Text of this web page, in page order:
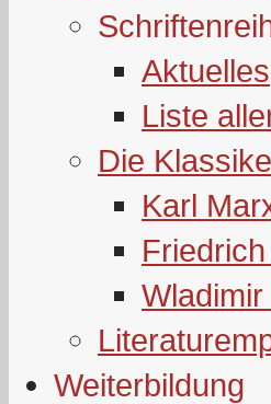
Aktuelles
Liste
Die
Karl
Weiterbildung